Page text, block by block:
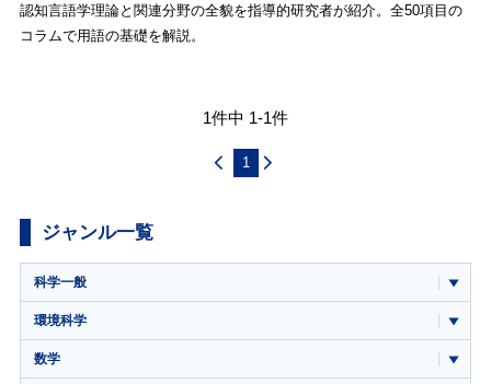
認知言語学理論と関連分野の全貌を指導的研究者が紹介。全50項目の
コラムで用語の基礎を解説。
1件中 1-1件
1
ジャンル一覧
科学一般
環境科学
数学